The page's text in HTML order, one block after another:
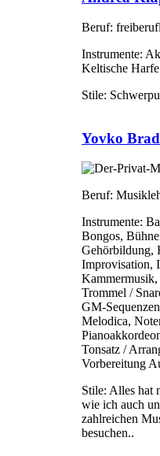
Beruf:
Instrumente:
Keltische Harfe
Stile:
Yovko
Beruf:
Instrumente:
Bongos,
Gehörbildung,
Improvisation,
Trommel /
GM-
Melodica,
Tonsatz /
Vorbereitung
Stile: Alles hat
wie ich auch
zahlreichen
besuchen..